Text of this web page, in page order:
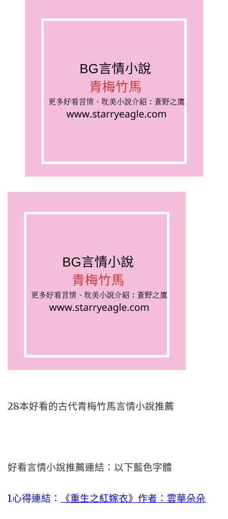
28本好看的古代青梅竹馬言情小說推薦
好看言情小說推薦連結：以下藍色字體
1心得連結： 《重生之紅嫁衣》作者：雲華朵朵